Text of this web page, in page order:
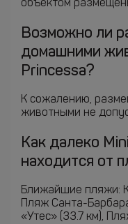
объектом
Возможно ли
домашними
Princessa?
К сожалению,
животными не
Как далеко
находится от
Ближайшие пляжи:
Пляж Санта-
«Утес» (33.7 км),